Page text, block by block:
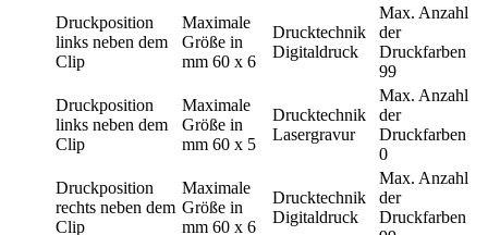
Druckposition
links neben dem
Clip
Maximale
Größe in
mm 60 x 6
Drucktechnik
Digitaldruck
Max. Anzahl
der
Druckfarben
99
Druckposition
links neben dem
Clip
Maximale
Größe in
mm 60 x 5
Drucktechnik
Lasergravur
Max. Anzahl
der
Druckfarben
0
Druckposition
rechts neben dem
Clip
Maximale
Größe in
mm 60 x 6
Drucktechnik
Digitaldruck
Max. Anzahl
der
Druckfarben